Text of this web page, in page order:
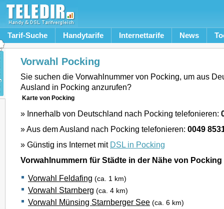
Tarif-Suche Handytarife Internettarife News
Vorwahl Pocking
Sie suchen die Vorwahlnummer von Pocking, um aus
Ausland in Pocking anzurufen?
Karte von Pocking
» Innerhalb von Deutschland nach Pocking telefonieren:
» Aus dem Ausland nach Pocking telefonieren: 0049
» Günstig ins Internet mit DSL in Pocking
Vorwahlnummern für Städte in der Nähe von Pocking
Vorwahl Feldafing (ca. 1 km)
Vorwahl Starnberg (ca. 4 km)
Vorwahl Münsing Starnberger See (ca. 6 km)